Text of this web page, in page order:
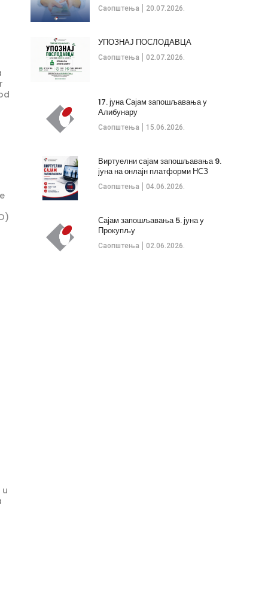
u
Саопштења 20.07.2026.
Саопштења 02.07.2026.
УПОЗНАЈ ПОСЛОДАВЦА
Саопштења 15.06.2026.
17. јуна Сајам запошљавања у
Алибунару
Саопштења 04.06.2026.
Виртуелни сајам запошљавања 9.
јуна на онлајн платформи НСЗ
Саопштења 02.06.2026.
Сајам запошљавања 5. јуна у
Прокупљу